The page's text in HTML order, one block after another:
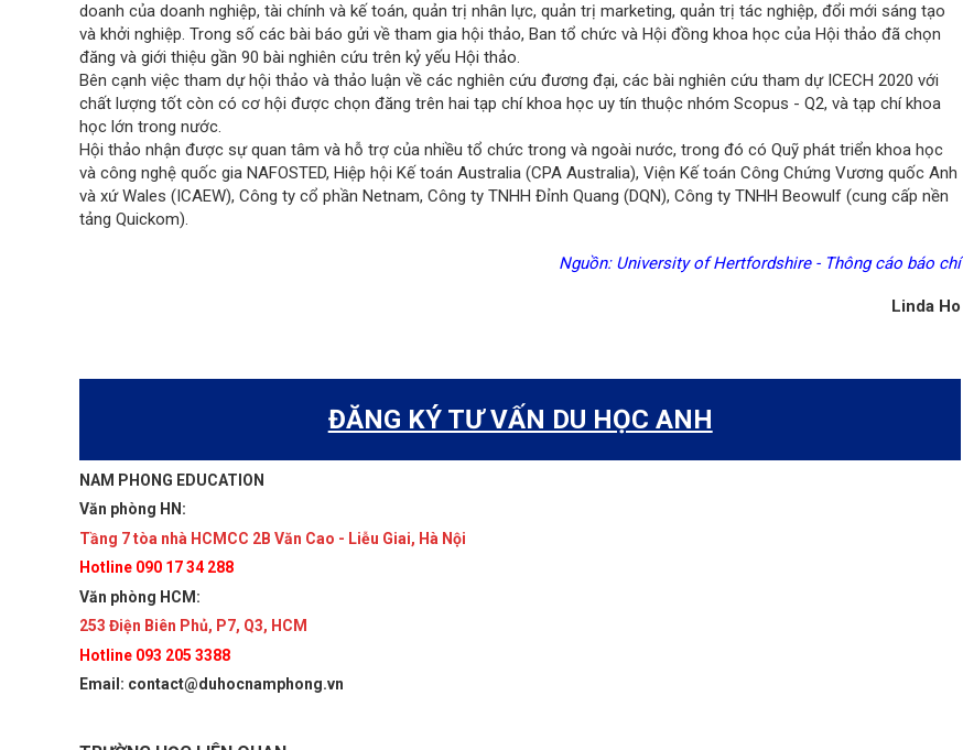
doanh của doanh nghiệp, tài chính và kế toán, quản trị nhân lực, quản trị marketing, quản trị tác nghiệp, đổi mới sáng tạo
và khởi nghiệp. Trong số các bài báo gửi về tham gia hội thảo, Ban tổ chức và Hội đồng khoa học của Hội thảo đã chọn
đăng và giới thiệu gần 90 bài nghiên cứu trên kỷ yếu Hội thảo.
Bên cạnh việc tham dự hội thảo và thảo luận về các nghiên cứu đương đại, các bài nghiên cứu tham dự ICECH 2020 với
chất lượng tốt còn có cơ hội được chọn đăng trên hai tạp chí khoa học uy tín thuộc nhóm Scopus - Q2, và tạp chí khoa
học lớn trong nước.
Hội thảo nhận được sự quan tâm và hỗ trợ của nhiều tổ chức trong và ngoài nước, trong đó có Quỹ phát triển khoa học
và công nghệ quốc gia NAFOSTED, Hiệp hội Kế toán Australia (CPA Australia), Viện Kế toán Công Chứng Vương quốc Anh
và xứ Wales (ICAEW), Công ty cổ phần Netnam, Công ty TNHH Đỉnh Quang (DQN), Công ty TNHH Beowulf (cung cấp nền
tảng Quickom).
Nguồn: University of Hertfordshire - Thông cáo báo chí
Linda Ho
ĐĂNG KÝ TƯ VẤN DU HỌC ANH
NAM PHONG EDUCATION
Văn phòng HN:
Tầng 7 tòa nhà HCMCC 2B Văn Cao - Liễu Giai, Hà Nội
Hotline 090 17 34 288
Văn phòng HCM:
253 Điện Biên Phủ, P7, Q3, HCM
Hotline 093 205 3388
Email: contact@duhocnamphong.vn